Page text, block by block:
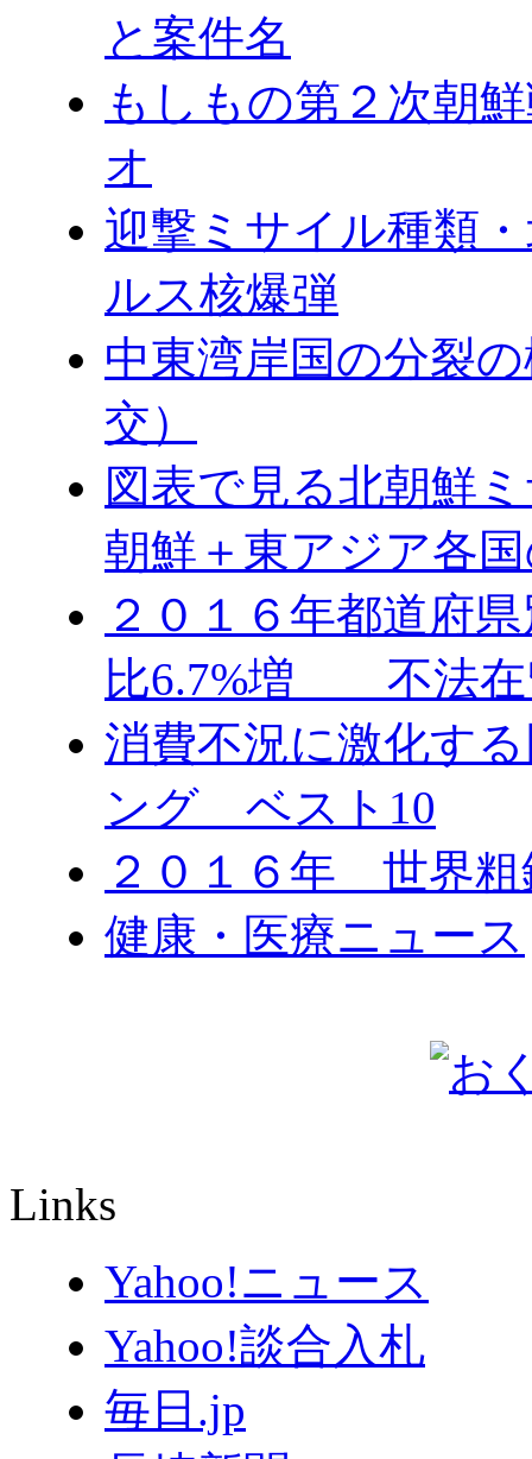
と案件名
もしもの第２次朝
オ
迎撃ミサイル種類
ルス核爆弾
中東湾岸国の分裂
交）
図表で見る北朝鮮
朝鮮＋東アジア各
２０１６年都道府
比6.7%増 不法在
消費不況に激化す
ング ベスト10
２０１６年 世界粗
健康・医療ニュース
Links
Yahoo!ニュース
Yahoo!談合入札
毎日.jp